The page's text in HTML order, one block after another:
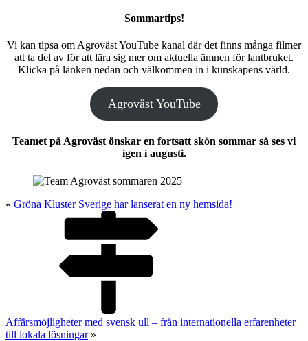
Sommartips!
Vi kan tipsa om Agroväst YouTube kanal där det finns många filmer
att ta del av för att lära sig mer om aktuella ämnen för lantbruket.
Klicka på länken nedan och välkommen in i kunskapens värld.
Agroväst YouTube
Teamet på Agroväst önskar en fortsatt skön sommar så ses vi
igen i augusti.
« Gröna Kluster Sverige har lanserat en ny hemsida!
Affärsmöjligheter med svensk ull – från internationella erfarenheter
till lokala lösningar»